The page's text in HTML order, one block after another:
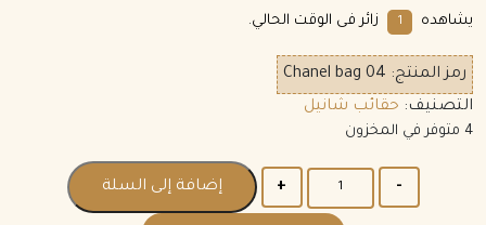
يشاهده 10 زائر فى الوقت الحالي.
رمز المنتج: Chanel bag 04
التصنيف: حقائب شانيل
4 متوفر في المخزون
إضافة إلى السلة